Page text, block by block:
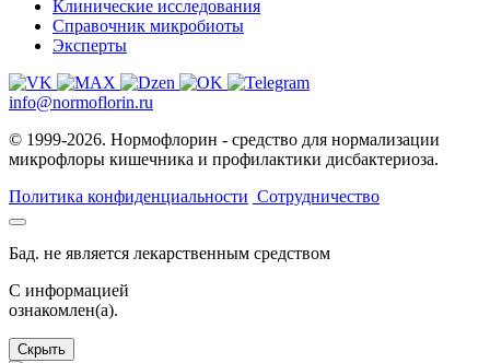
Клинические исследования
Справочник микробиоты
Эксперты
info@normoflorin.ru
© 1999-2026. Нормофлорин - средство для нормализации
микрофлоры кишечника и профилактики дисбактериоза.
Политика конфиденциальности Сотрудничество
Бад. не является лекарственным средством
C информацией
ознакомлен(а).
Скрыть